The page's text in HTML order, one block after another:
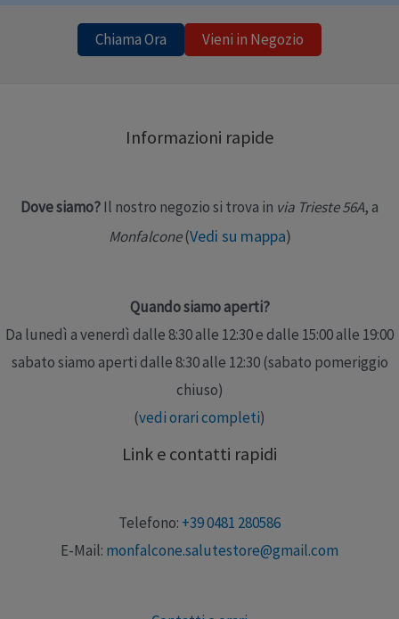
della TVP, interventi di chirurgia generale, ortopedia,
urologia, ginecologia, cardiochirurgia, neurochirurgia.
coscia. Fabbricata con macchine ad alta tecnologia.
anatomico (allargamento maglia) che facilita il …
Chiama Ora Vieni in Negozio
Informazioni rapide
Dove siamo?Il nostro negozio si trova in via Trieste 56A, a
Monfalcone(Vedi su mappa)
Quando siamo aperti?
Da lunedì a venerdì dalle 8:30 alle 12:30 e dalle 15:00 alle 19:00
sabato siamo aperti dalle 8:30 alle 12:30 (sabato pomeriggio
chiuso)
(vedi orari completi)
Link e contatti rapidi
Telefono: +39 0481 280586
E-Mail: monfalcone.salutestore@gmail.com